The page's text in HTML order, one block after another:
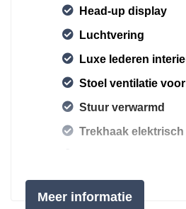
Head-up display
Luchtvering
Luxe lederen
Stoel ventilatie voor
Stuur verwarmd
Trekhaak
Voorstoelen
Meer informatie